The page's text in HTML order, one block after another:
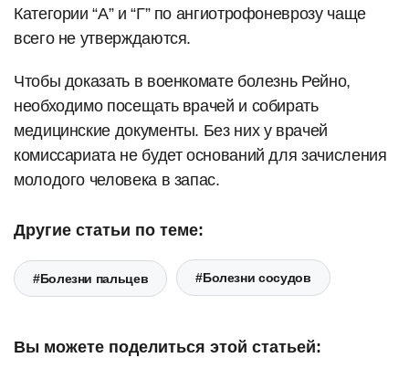
Категории “А” и “Г” по ангиотрофоневрозу чаще
всего не утверждаются.
Чтобы доказать в военкомате болезнь Рейно,
необходимо посещать врачей и собирать
медицинские документы. Без них у врачей
комиссариата не будет оснований для зачисления
молодого человека в запас.
Другие статьи по теме:
#Болезни пальцев #Болезни сосудов
Вы можете поделиться этой статьей: